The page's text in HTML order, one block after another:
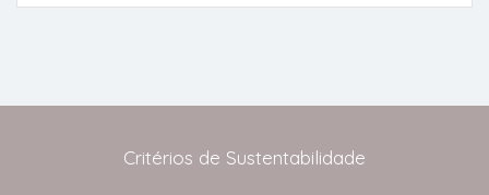
Critérios de Sustentabilidade